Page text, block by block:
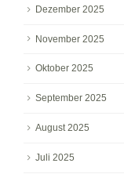
Dezember 2025
November 2025
Oktober 2025
September 2025
August 2025
Juli 2025